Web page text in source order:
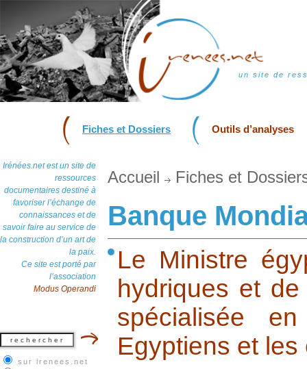
un site de
Fiches et Dossiers Outils d’analyses
Irénées.net est un site de
ressources
documentaires destiné à
favoriser l’échange de
connaissances et de
savoir faire au service de
la construction d’un art de
la paix.
Ce site est porté par
l’association
Modus Operandi
sur irenees.net
Accueil Fiches et
Banque
Le Ministre
hydriques et de
spécialisée
Egyptiens et les